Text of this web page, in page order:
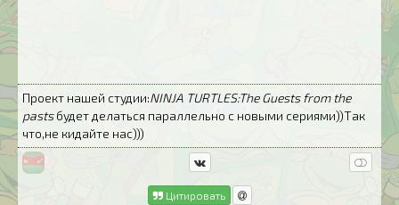
Проект нашей студии:NINJA TURTLES:The Guests from the
pastsбудет делаться параллельно с новыми сериями))Так
что,не кидайте нас)))
Цитировать